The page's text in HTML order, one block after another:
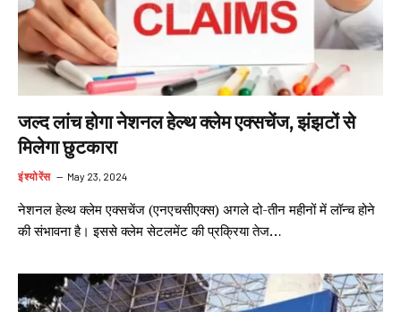
जल्द लांच होगा नेशनल हेल्थ क्लेम एक्सचेंज, झंझटों से
मिलेगा छुटकारा
इंश्योरेंस May 23, 2024
नेशनल हेल्थ क्लेम एक्सचेंज (एनएचसीएक्स) अगले दो-तीन महीनों में लॉन्च होने
की संभावना है। इससे क्लेम सेटलमेंट की प्रक्रिया तेज…